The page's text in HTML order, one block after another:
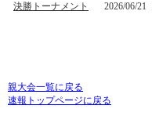
決勝トーナメント 2026/06/21
親大会一覧に戻る
速報トップページに戻る